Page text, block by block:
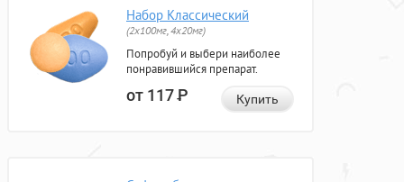
Набор Классический
(2x100мг, 4x20мг)
Попробуй и выбери наиболее
понравившийся препарат.
от 117Р Купить